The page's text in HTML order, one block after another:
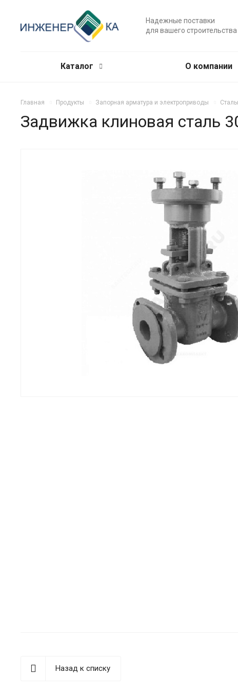
Надежные поставки
для вашего строительства
Каталог О компании
Главная Продукты Запорная арматура и электроприводы
Задвижка клиновая сталь
Назад к списку